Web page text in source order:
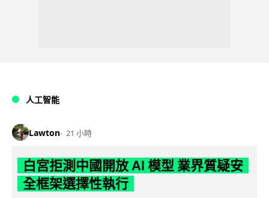
人工智能
Lawton 21 小時
白宮拒測中國開放 AI 模型 業界質疑安
全框架選擇性執行